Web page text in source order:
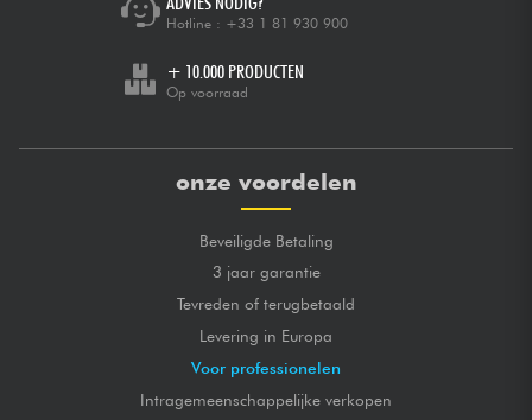
Hotline : +33 1 81 930 900
+ 10.000 PRODUCTEN
Op voorraad
onze voordelen
Beveiligde Betaling
3 jaar garantie
Tevreden of terugbetaald
Levering in Europa
Voor professionelen
Intragemeenschappelijke verkopen